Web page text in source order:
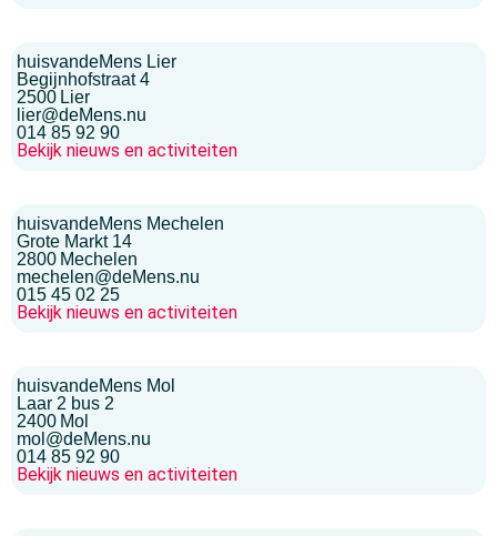
huisvandeMens Lier
Begijnhofstraat 4
2500 Lier
lier@deMens.nu
014 85 92 90
Bekijk nieuws en activiteiten
huisvandeMens Mechelen
Grote Markt 14
2800 Mechelen
mechelen@deMens.nu
015 45 02 25
Bekijk nieuws en activiteiten
huisvandeMens Mol
Laar 2 bus 2
2400 Mol
mol@deMens.nu
014 85 92 90
Bekijk nieuws en activiteiten